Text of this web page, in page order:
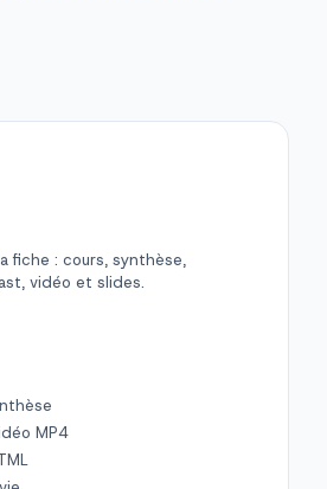
fiche : cours, synthèse,
vidéo et slides.
MP4